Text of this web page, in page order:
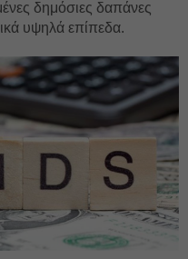
δημόσιες δαπάνες
υψηλά επίπεδα.